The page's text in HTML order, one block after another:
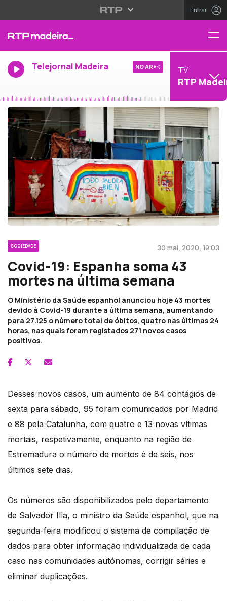
Entrar
Telejornal Madeira NO AR TV
RTP
SOCIEDADE 30 mai, 2020, 19:03
Covid-19: Espanha soma 43
mortes na última semana
O Ministério da Saúde espanhol anunciou hoje 43 mortes
devido à Covid-19 durante a última semana, aumentando
para 27.125 o número total de óbitos, quatro nas últimas 24
horas, nas quais foram registados 271 novos casos
positivos.
Desses novos casos, um aumento de 84 contágios de
sexta para sábado, 95 foram comunicados por Madrid
e 88 pela Catalunha, com quatro e 13 novas vítimas
mortais, respetivamente, enquanto na região de
Estremadura o número de mortos é de seis, nos
últimos sete dias.
Os números são disponibilizados pelo departamento
de Salvador Illa, o ministro da Saúde espanhol, que na
segunda-feira modificou o sistema de compilação de
dados para obter informação individualizada de cada
caso nas comunidades autónomas, corrigir séries e
eliminar duplicações.